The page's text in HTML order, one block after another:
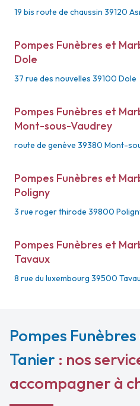
19 bis route de chaussin 39120
Pompes Funèbres et
Dole
37 rue des nouvelles 39100 Dole
Pompes Funèbres et
Mont-sous-Vaudrey
route de genève 39380 Mont-
Pompes Funèbres et
Poligny
3 rue roger thirode 39800
Pompes Funèbres et
Tavaux
8 rue du luxembourg 39500
Pompes
Tanier : nos
accompagner à